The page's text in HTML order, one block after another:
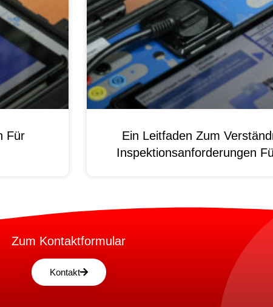
Für
Ein Leitfaden Zum
Inspektionsanforderungen
Zum Kontaktformular
Kontakt